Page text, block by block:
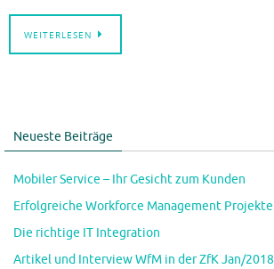
WEITERLESEN
Neueste Beiträge
Mobiler Service – Ihr Gesicht zum Kunden
Erfolgreiche Workforce Management Projekte
Die richtige IT Integration
Artikel und Interview WfM in der ZfK Jan/2018